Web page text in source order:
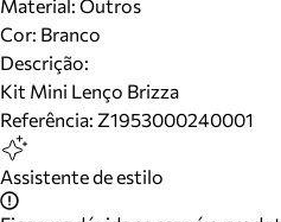
Material: Outros
Cor: Branco
Descrição:
Kit Mini Lenço Brizza
Referência: Z1953000240001
Assistente de estilo